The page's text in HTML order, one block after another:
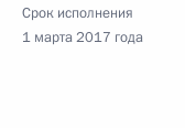
Срок исполнения
1 марта 2017 года